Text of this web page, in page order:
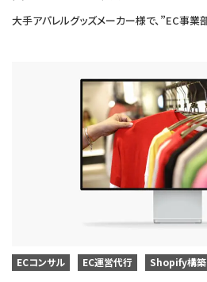
ECコンサル EC運営代行 Shopify構築